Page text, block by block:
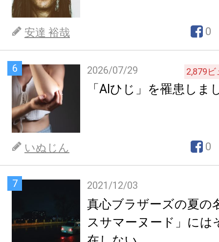
安達 裕哉 0
6 2026/07/29 2,879ビ
「AIひじ」を罹患しま
いぬじん 0
7 2021/12/03
真心ブラザーズの夏の
スサマーヌード」には